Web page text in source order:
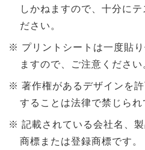
しかねますので、十分に
ださい。
プリントシートは一度貼
ますので、ご注意ください
著作権があるデザインを
することは法律で禁じられ
記載されている会社名、
商標または登録商標です。